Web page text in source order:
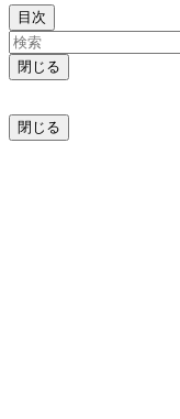
目次
閉じる
閉じる